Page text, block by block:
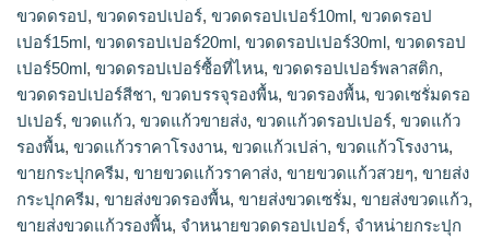
ขวดดรอป, ขวดดรอปเปอร์, ขวดดรอปเปอร์10ml, ขวดดรอป
เปอร์15ml, ขวดดรอปเปอร์20ml, ขวดดรอปเปอร์30ml, ขวดดรอป
เปอร์50ml, ขวดดรอปเปอร์ซื้อที่ไหน, ขวดดรอปเปอร์พลาสติก,
ขวดดรอปเปอร์สีชา, ขวดบรรจุรองพื้น, ขวดรองพื้น, ขวดเซรั่มดรอ
ปเปอร์, ขวดแก้ว, ขวดแก้วขายส่ง, ขวดแก้วดรอปเปอร์, ขวดแก้ว
รองพื้น, ขวดแก้วราคาโรงงาน, ขวดแก้วเปล่า, ขวดแก้วโรงงาน,
ขายกระปุกครีม, ขายขวดแก้วราคาส่ง, ขายขวดแก้วสวยๆ, ขายส่ง
กระปุกครีม, ขายส่งขวดรองพื้น, ขายส่งขวดเซรั่ม, ขายส่งขวดแก้ว,
ขายส่งขวดแก้วรองพื้น, จำหนายขวดดรอปเปอร์, จำหน่ายกระปุก